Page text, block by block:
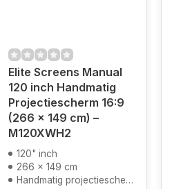
Elite Screens Manual
120 inch Handmatig
Projectiescherm 16:9
(266 x 149 cm) –
M120XWH2
120" inch
266 x 149 cm
Handmatig projectiescherm